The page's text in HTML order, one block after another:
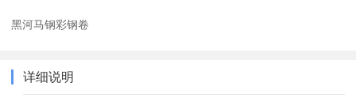
黑河马钢彩钢卷
详细说明